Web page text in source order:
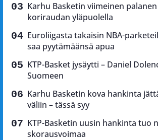
Karhu Basketin viimeinen palanen
koriraudan yläpuolella
Euroliigasta takaisin NBA-
saa pyytämäänsä apua
KTP-Basket jysäytti – Daniel
Suomeen
Karhu Basketin kova hankinta
väliin – tässä syy
KTP-Basketin uusin hankinta tuo
skorausvoimaa